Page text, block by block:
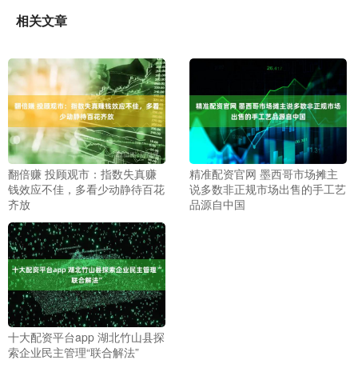
相关文章
翻倍赚 投顾观市：指数失真赚
钱效应不佳，多看少动静待百花
齐放
精准配资官网 墨西哥市场摊主
说多数非正规市场出售的手工艺
品源自中国
十大配资平台app 湖北竹山县探
索企业民主管理“联合解法”